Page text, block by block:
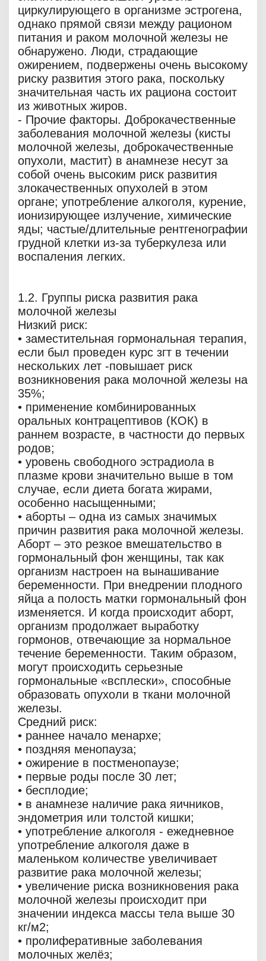
циркулирующего в организме эстрогена,
однако прямой связи между рационом
питания и раком молочной железы не
обнаружено. Люди, страдающие
ожирением, подвержены очень высокому
риску развития этого рака, поскольку
значительная часть их рациона состоит
из животных жиров.
- Прочие факторы. Доброкачественные
заболевания молочной железы (кисты
молочной железы, доброкачественные
опухоли, мастит) в анамнезе несут за
собой очень высоким риск развития
злокачественных опухолей в этом
органе; употребление алкоголя, курение,
ионизирующее излучение, химические
яды; частые/длительные рентгенографии
грудной клетки из-за туберкулеза или
воспаления легких.
1.2. Группы риска развития рака
молочной железы
Низкий риск:
• заместительная гормональная терапия,
если был проведен курс згт в течении
нескольких лет -повышает риск
возникновения рака молочной железы на
35%;
• применение комбинированных
оральных контрацептивов (КОК) в
раннем возрасте, в частности до первых
родов;
• уровень свободного эстрадиола в
плазме крови значительно выше в том
случае, если диета богата жирами,
особенно насыщенными;
• аборты – одна из самых значимых
причин развития рака молочной железы.
Аборт – это резкое вмешательство в
гормональный фон женщины, так как
организм настроен на вынашивание
беременности. При внедрении плодного
яйца а полость матки гормональный фон
изменяется. И когда происходит аборт,
организм продолжает выработку
гормонов, отвечающие за нормальное
течение беременности. Таким образом,
могут происходить серьезные
гормональные «всплески», способные
образовать опухоли в ткани молочной
железы.
Средний риск:
• раннее начало менархе;
• поздняя менопауза;
• ожирение в постменопаузе;
• первые роды после 30 лет;
• бесплодие;
• в анамнезе наличие рака яичников,
эндометрия или толстой кишки;
• употребление алкоголя - ежедневное
употребление алкоголя даже в
маленьком количестве увеличивает
развитие рака молочной железы;
• увеличение риска возникновения рака
молочной железы происходит при
значении индекса массы тела выше 30
кг/м2;
• пролиферативные заболевания
молочных желёз;